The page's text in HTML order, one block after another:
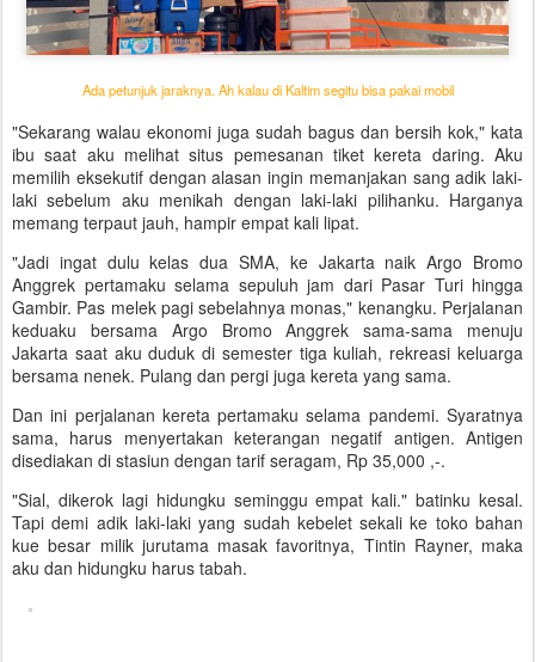
Ada petunjuk jaraknya. Ah kalau di Kaltim segitu bisa pakai mobil
"Sekarang walau ekonomi juga sudah bagus dan bersih kok," kata
ibu saat aku melihat situs pemesanan tiket kereta daring. Aku
memilih eksekutif dengan alasan ingin memanjakan sang adik laki-
laki sebelum aku menikah dengan laki-laki pilihanku. Harganya
memang terpaut jauh, hampir empat kali lipat.
"Jadi ingat dulu kelas dua SMA, ke Jakarta naik Argo Bromo
Anggrek pertamaku selama sepuluh jam dari Pasar Turi hingga
Gambir. Pas melek pagi sebelahnya monas," kenangku. Perjalanan
keduaku bersama Argo Bromo Anggrek sama-sama menuju
Jakarta saat aku duduk di semester tiga kuliah, rekreasi keluarga
bersama nenek. Pulang dan pergi juga kereta yang sama.
Dan ini perjalanan kereta pertamaku selama pandemi. Syaratnya
sama, harus menyertakan keterangan negatif antigen. Antigen
disediakan di stasiun dengan tarif seragam, Rp 35,000 ,-.
"Sial, dikerok lagi hidungku seminggu empat kali." batinku kesal.
Tapi demi adik laki-laki yang sudah kebelet sekali ke toko bahan
kue besar milik jurutama masak favoritnya, Tintin Rayner, maka
aku dan hidungku harus tabah.